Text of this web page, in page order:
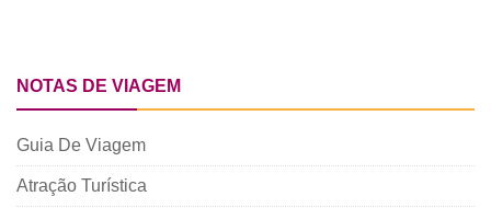
NOTAS DE VIAGEM
Guia De Viagem
Atração Turística